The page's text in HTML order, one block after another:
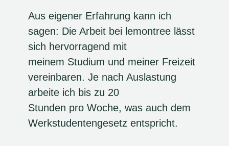
Aus eigener Erfahrung kann ich
sagen: Die Arbeit bei lemontree lässt
sich hervorragend mit
meinem Studium und meiner Freizeit
vereinbaren. Je nach Auslastung
arbeite ich bis zu 20
Stunden pro Woche, was auch dem
Werkstudentengesetz entspricht.